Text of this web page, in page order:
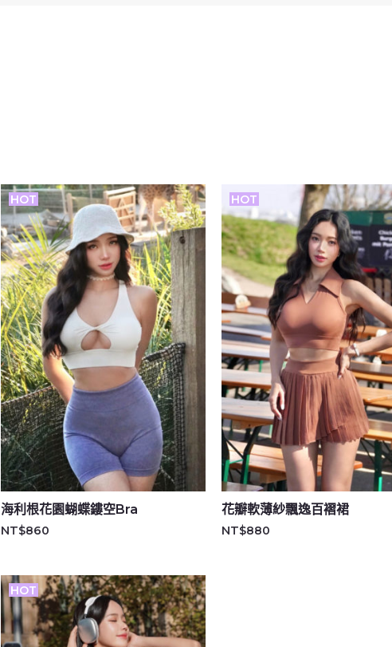
HOT
海利根花園蝴蝶鏤空Bra
NT$860
HOT
花瓣軟薄紗飄逸百褶裙
NT$880
HOT